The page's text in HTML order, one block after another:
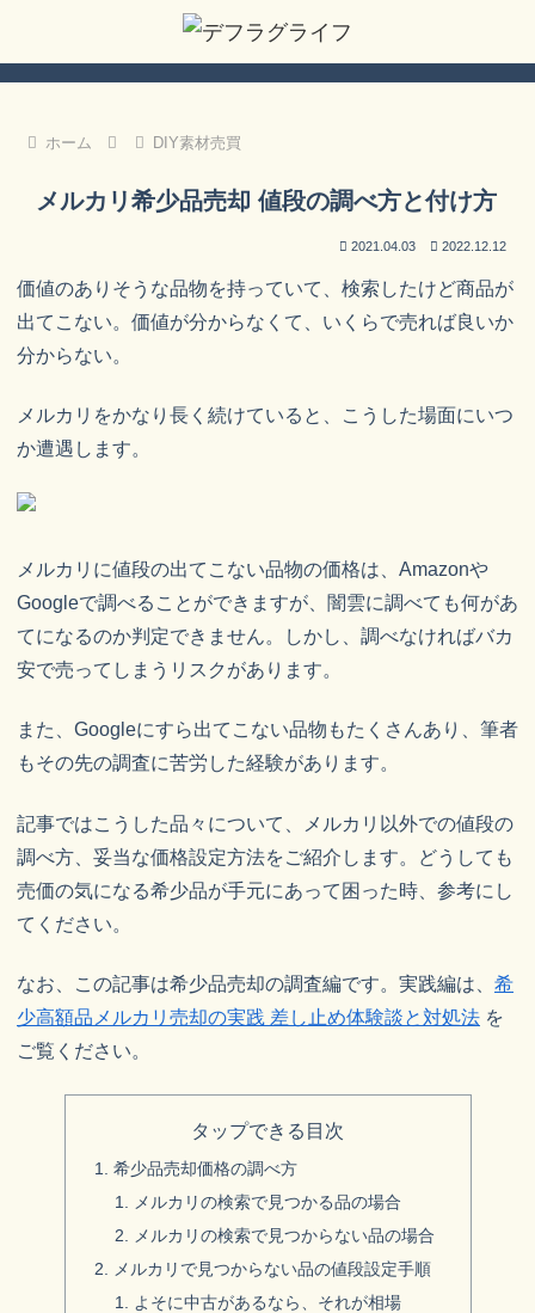
ホーム DIY素材売買
メルカリ希少品売却 値段の調べ方と付け方
2021.04.03 2022.12.12
価値のありそうな品物を持っていて、検索したけど商品が
出てこない。価値が分からなくて、いくらで売れば良いか
分からない。
メルカリをかなり長く続けていると、こうした場面にいつ
か遭遇します。
メルカリに値段の出てこない品物の価格は、Amazonや
Googleで調べることができますが、闇雲に調べても何があ
てになるのか判定できません。しかし、調べなければバカ
安で売ってしまうリスクがあります。
また、Googleにすら出てこない品物もたくさんあり、筆者
もその先の調査に苦労した経験があります。
記事ではこうした品々について、メルカリ以外での値段の
調べ方、妥当な価格設定方法をご紹介します。どうしても
売価の気になる希少品が手元にあって困った時、参考にし
てください。
なお、この記事は希少品売却の調査編です。実践編は、 希
少高額品メルカリ売却の実践 差し止め体験談と対処法 を
ご覧ください。
タップできる目次
希少品売却価格の調べ方
メルカリの検索で見つかる品の場合
メルカリの検索で見つからない品の場合
メルカリで見つからない品の値段設定手順
よそに中古があるなら、それが相場